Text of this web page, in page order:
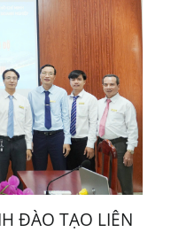
ĐÀO TẠO LIÊN